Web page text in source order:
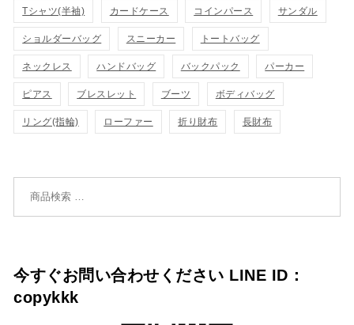
Tシャツ(半袖) カードケース コインパース サンダル
ショルダーバッグ スニーカー トートバッグ
ネックレス ハンドバッグ バックパック パーカー
ピアス ブレスレット ブーツ ボディバッグ
リング(指輪) ローファー 折り財布 長財布
今すぐお問い合わせください LINE ID：
copykkk